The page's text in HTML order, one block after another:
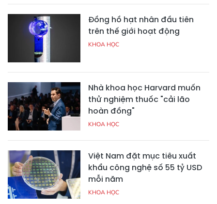
Đồng hồ hạt nhân đầu tiên
trên thế giới hoạt động
KHOA HỌC
Nhà khoa học Harvard muốn
thử nghiệm thuốc "cải lão
hoàn đồng"
KHOA HỌC
Việt Nam đặt mục tiêu xuất
khẩu công nghệ số 55 tỷ USD
mỗi năm
KHOA HỌC